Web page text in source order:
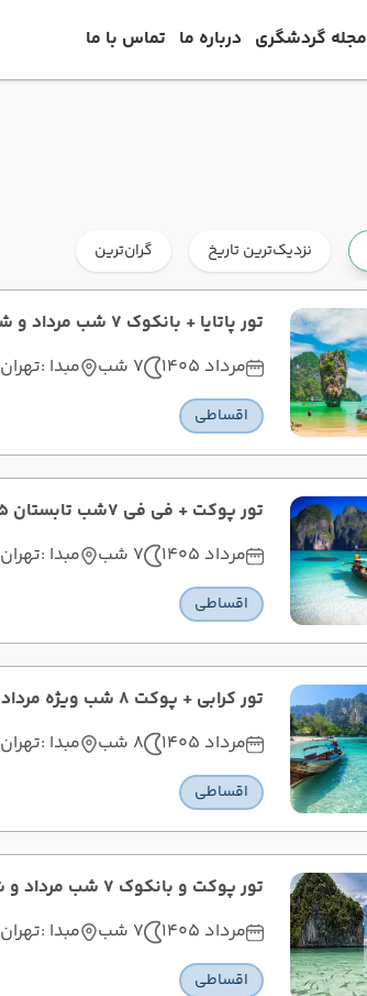
مجله گردشگری درباره ما تماس با ما
نزدیک‌ترین تاریخ گران‌ترین
تور پاتایا + بانکوک 7 شب مرداد و شهریور 1405
مرداد 1405
7 شب مبدا :تهران
اقساطی
تور پوکت + فی فی 7شب تابستان 1405
مرداد 1405
7 شب مبدا :تهران
اقساطی
تور کرابی + پوکت 8 شب ویژه مرداد و شهریور 1405
مرداد 1405
8 شب مبدا :تهران
اقساطی
تور پوکت و بانکوک 7 شب مرداد و شهریور 1405
مرداد 1405
7 شب مبدا :تهران
اقساطی